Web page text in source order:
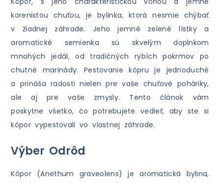
korenistou chuťou, je bylinka, ktorá nesmie chýbať
v žiadnej záhrade. Jeho jemné zelené lístky a
aromatické semienka sú skvelým doplnkom
mnohých jedál, od tradičných rybích pokrmov po
chutné marinády. Pestovanie kôpru je jednoduché
a prináša radosti nielen pre vaše chuťové poháriky,
ale aj pre vaše zmysly. Tento článok vám
poskytne všetko, čo potrebujete vedieť, aby ste si
kôpor vypestovali vo vlastnej záhrade.
Výber Odrôd
Kôpor (Anethum graveolens) je aromatická bylina,